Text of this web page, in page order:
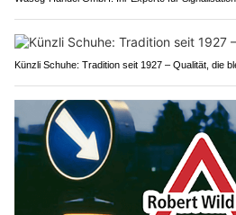
Künzli Schuhe: Tradition seit 1927 – Qualität, die